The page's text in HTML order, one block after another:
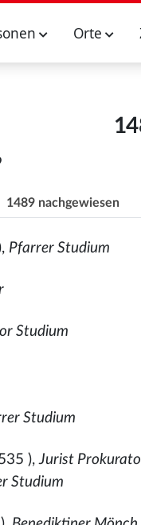
Orte
1489 nachgewiesen
Pfarrer Studium
Studium
Studium
),Jurist
Studium